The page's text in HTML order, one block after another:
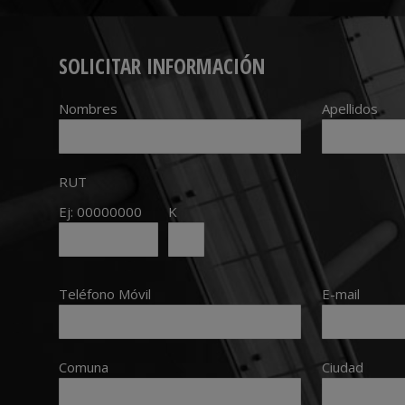
SOLICITAR INFORMACIÓN
Nombres Apellidos
RUT
Ej: 00000000
K
Teléfono Móvil E-mail
Comuna Ciudad